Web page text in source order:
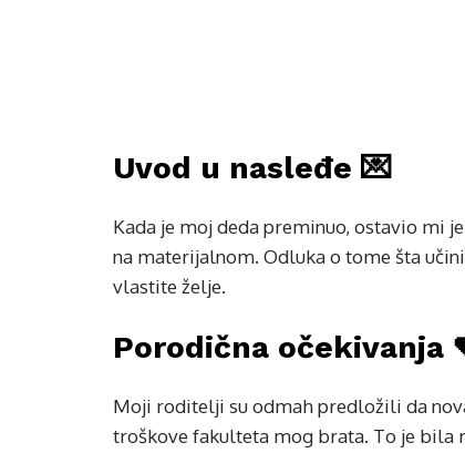
Uvod u nasleđe 💌
Kada je moj deda preminuo, ostavio mi
na materijalnom. Odluka o tome šta
vlastite želje.
Porodična očekivanja
Moji roditelji su odmah predložili da
troškove fakulteta mog brata. To je bila